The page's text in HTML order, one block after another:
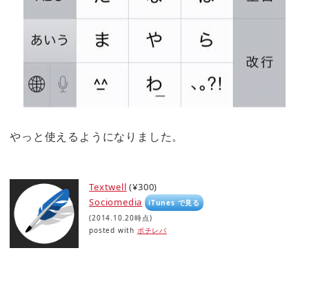
やっと使えるようになりました。
Textwell (¥300)
Sociomedia
iTunes で見る
(2014.10.20時点)
posted with ポチレバ